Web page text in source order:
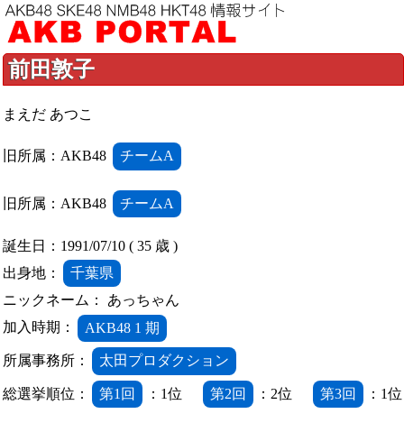
前田敦子
まえだ あつこ
旧所属：AKB48 チームA
旧所属：AKB48 チームA
誕生日：1991/07/10 ( 35 歳 )
出身地：
千葉県
ニックネーム： あっちゃん
加入時期：
AKB48 1 期
所属事務所： 太田プロダクション
総選挙順位： 第1回 ：1位 第2回 ：2位 第3回 ：1位